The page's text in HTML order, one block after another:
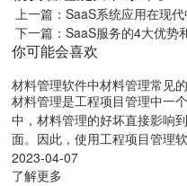
上一篇：SaaS系统应用在现
下一篇：SaaS服务的4大优势
你可能会喜欢
材料管理软件中材料管理常见
材料管理是工程项目管理中一
中，材料管理的好坏直接影响
面。因此，使用工程项目管理
2023-04-07
了解更多